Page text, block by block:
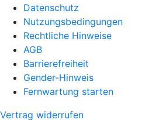
Datenschutz
Nutzungsbedingungen
Rechtliche Hinweise
AGB
Barrierefreiheit
Gender-Hinweis
Fernwartung starten
Vertrag widerrufen